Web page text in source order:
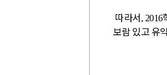
따라서, 2016
보람 있고 유